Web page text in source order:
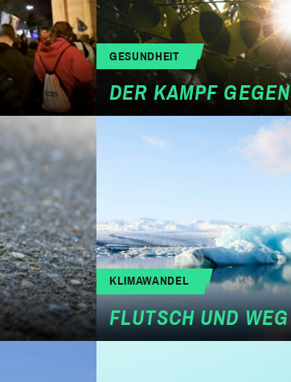
GESUNDHEIT
DER KAMPF
KLIMAWANDEL
FLUTSCH UND WEG